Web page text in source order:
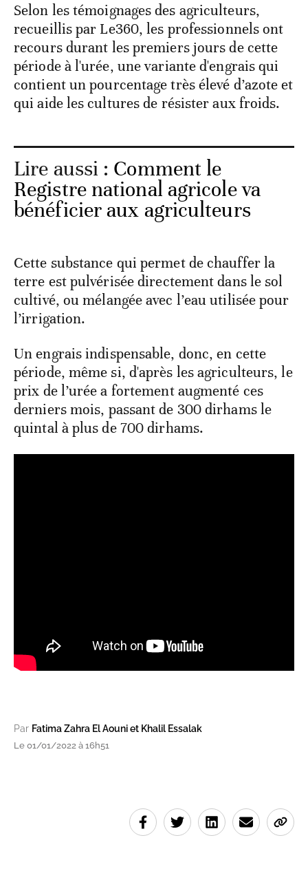
Selon les témoignages des agriculteurs,
recueillis par Le360, les professionnels ont
recours durant les premiers jours de cette
période à l'urée, une variante d'engrais qui
contient un pourcentage très élevé d’azote et
qui aide les cultures de résister aux froids.
Lire aussi : Comment le
Registre national agricole va
bénéficier aux agriculteurs
Cette substance qui permet de chauffer la
terre est pulvérisée directement dans le sol
cultivé, ou mélangée avec l’eau utilisée pour
l’irrigation.
Un engrais indispensable, donc, en cette
période, même si, d'après les agriculteurs, le
prix de l’urée a fortement augmenté ces
derniers mois, passant de 300 dirhams le
quintal à plus de 700 dirhams.
Par Fatima Zahra El Aouni et Khalil Essalak
Le 01/01/2022 à 16h51